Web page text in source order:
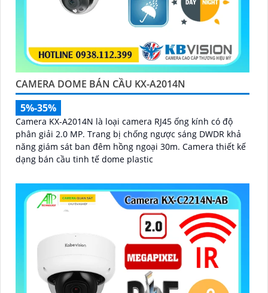
CAMERA DOME BÁN CẦU KX-A2014N
5%-35%
Camera KX-A2014N là loại camera RJ45 ống kính có độ
phân giải 2.0 MP. Trang bị chống ngược sáng DWDR khả
năng giám sát ban đêm hồng ngoại 30m. Camera thiết kế
dạng bán cầu tinh tế dome plastic